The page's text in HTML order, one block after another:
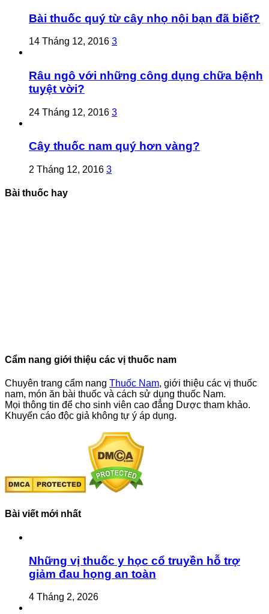
Bài thuốc quý từ cây nhọ nội bạn đã biết?
14 Tháng 12, 2016 3
Râu ngô với những công dụng chữa bệnh
tuyệt vời?
24 Tháng 12, 2016 3
Cây thuốc nam quý hơn vàng?
2 Tháng 12, 2016 3
Bài thuốc hay
Cẩm nang giới thiệu các vị thuốc nam
Chuyên trang cẩm nang Thuốc Nam, giới thiệu các vị thuốc
nam, món ăn bài thuốc và cách sử dụng thuốc Nam.
Mọi thông tin để cho sinh viên cao đẳng Dược tham khảo.
Khuyến cáo độc giả không tự ý áp dụng.
Bài viết mới nhất
Những vị thuốc y học cổ truyền hỗ trợ
giảm đau họng an toàn
4 Tháng 2, 2026